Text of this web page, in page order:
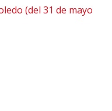
(del 31 de mayo